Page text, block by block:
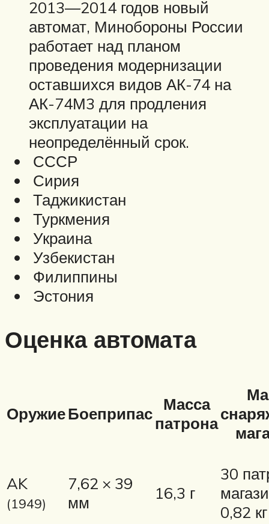
2013—2014 годов новый
автомат, Минобороны России
работает над планом
проведения модернизации
оставшихся видов АК-74 на
АК-74М3 для продления
эксплуатации на
неопределённый срок.
СССР
Сирия
Таджикистан
Туркмения
Украина
Узбекистан
Филиппины
Эстония
Оценка автомата
ОружиеБоеприпас Масса
патрона
AK
(1949)
7,62 × 39
мм
16,3 г
30
0,82 кг